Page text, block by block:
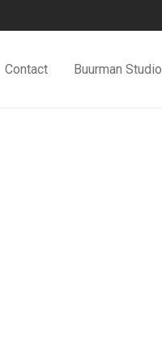
Contact Buurman Studio